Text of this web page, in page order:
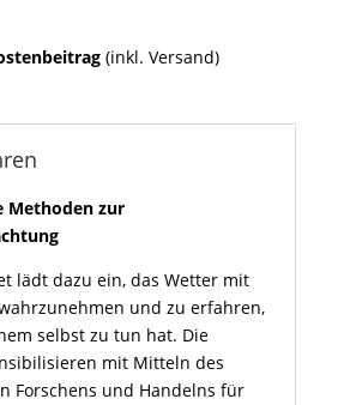
(inkl. Versand)
Methoden zur
lädt dazu ein, das Wetter mit
und zu erfahren,
selbst zu tun hat. Die
mit Mitteln des
Forschens und Handelns für